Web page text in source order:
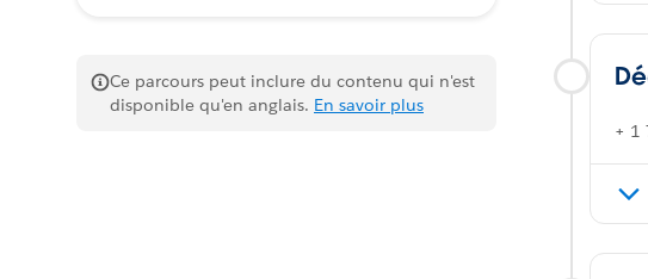
Ce parcours peut inclure du contenu qui n'est
disponible qu'en anglais. En savoir plus
+ 1